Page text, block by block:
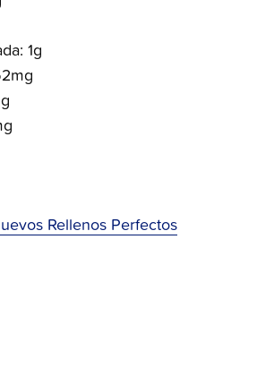
1g
Rellenos Perfectos